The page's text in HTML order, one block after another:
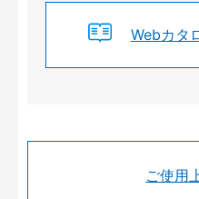
Webカタ
ご使用